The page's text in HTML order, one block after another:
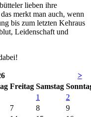
lieben ihre
merkt man auch, wenn
bis zum letzten Kehraus
Leidenschaft und
>
Freitag Samstag So
1
2
7 8
9